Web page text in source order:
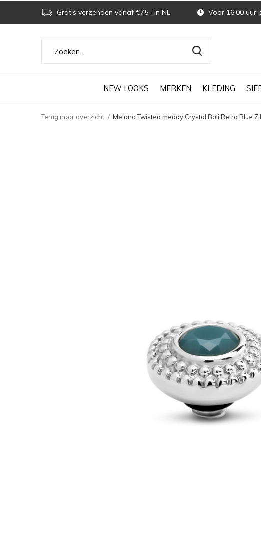
NEW LOOKS MERKEN KLEDING
Gratis verzenden vanaf €75,- in NL Voor 16.00 uur
Terug naar overzicht Melano Twisted meddy Crystal Bali Retro Blue